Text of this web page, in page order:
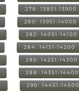
278: 13851-13900
280: 13951-14000
282: 14051-14100
284: 14151-14200
286: 14251-14300
288: 14351-14400
290: 14451-14500